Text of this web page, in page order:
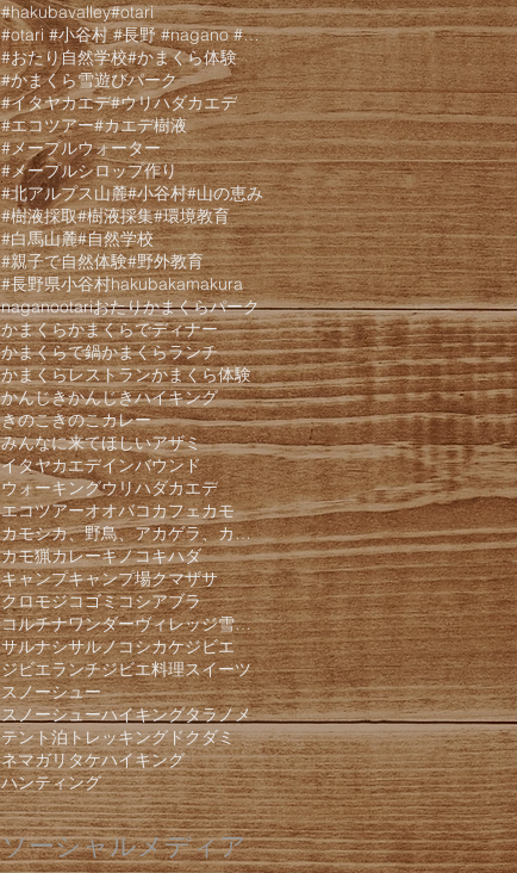
#hakubavalley#otari
#otari #小谷村 #長野 #nagano #白馬 #hakuba #栂池 #栂池高原 #栂池高
#おたり自然学校#かまくら体験
#かまくら雪遊びパーク
#イタヤカエデ#ウリハダカエデ
#エコツアー#カエデ樹液
#メープルウォーター
#メープルシロップ作り
#北アルプス山麓#小谷村#山の恵み
#樹液採取#樹液採集#環境教育
#白馬山麓#自然学校
#親子で自然体験#野外教育
#長野県小谷村hakubakamakura
naganootariおたりかまくらパーク
かまくらかまくらでディナー
かまくらで鍋かまくらランチ
かまくらレストランかまくら体験
かんじきかんじきハイキング
きのこきのこカレー
みんなに来てほしいアザミ
イタヤカエデインバウンド
ウォーキングウリハダカエデ
エコツアーオオバコカフェカモ
カモシカ、野鳥、アカゲラ、カケス、クモロジ、野生動物、かんじき、
カモ猟カレーキノコキハダ
キャンプキャンプ場クマザサ
クロモジコゴミコシアブラ
コルチナワンダーヴィレッジ雪遊びパーク
サルナシサルノコシカケジビエ
ジビエランチジビエ料理スイーツ
スノーシュー
スノーシューハイキングタラノメ
テント泊トレッキングドクダミ
ネマガリタケハイキング
ハンティング
ソーシャルメディア